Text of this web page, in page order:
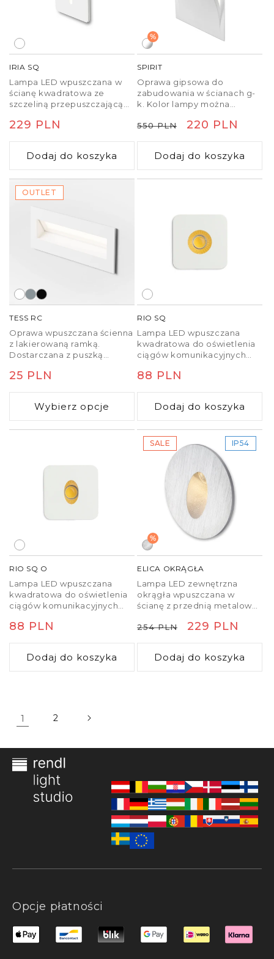
IRIA SQ
Lampa LED wpuszczana w
ścianę kwadratowa ze
szczeliną przepuszczającą
Cena
regularna
229 PLN
Dodaj do koszyka
%
SPIRIT
Oprawa gipsowa do
zabudowania w ścianach g-
k. Kolor lampy można
ściennych.
Cena
regularna
550 PLN
Cena
promocyjna
220 PLN
Dodaj do koszyka
OUTLET
TESS RC
Oprawa wpuszczana ścienna
z lakierowaną ramką.
Dostarczana z puszką
Cena
regularna
25 PLN
Wybierz opcje
RIO SQ
Lampa LED wpuszczana
kwadratowa do oświetlenia
ciągów komunikacyjnych
pustych ścianach lub
Cena
regularna
88 PLN
Dodaj do koszyka
RIO SQ O
Lampa LED wpuszczana
kwadratowa do oświetlenia
ciągów komunikacyjnych
pustych ścianach lub
Cena
regularna
88 PLN
Dodaj do koszyka
SALE IP54
%
ELICA OKRĄGŁA
Lampa LED zewnętrzna
okrągła wpuszczana w
ścianę z przednią metalową
Lampa jest dostarczana z
Cena
regularna
254 PLN
Cena
promocyjna
229 PLN
Dodaj do koszyka
1 2
Opcje płatności